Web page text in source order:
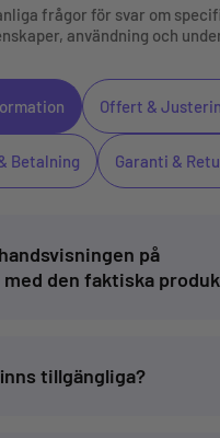
frågor för svar om
användning och
Offert &
Betalning Garanti &
på
den faktiska
tillgängliga?